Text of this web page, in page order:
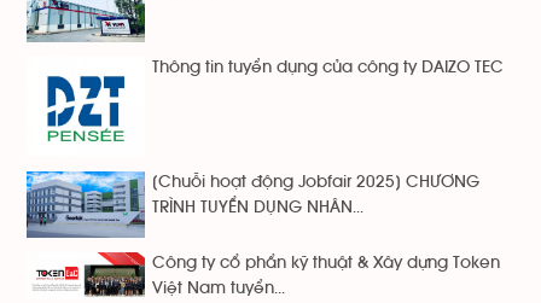
Thông tin tuyển dụng của công ty DAIZO TEC
[Chuỗi hoạt động Jobfair 2025] CHƯƠNG
TRÌNH TUYỂN DỤNG NHÂN...
Công ty cổ phẩn kỹ thuật & Xây dựng Token
Việt Nam tuyển...